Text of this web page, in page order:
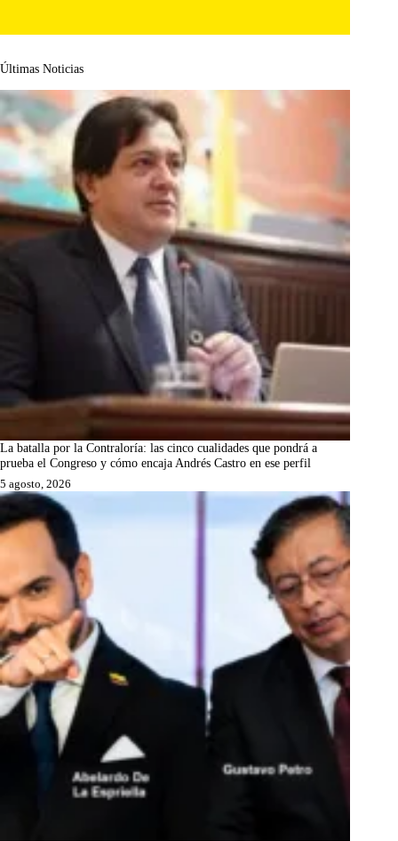
Últimas Noticias
La batalla por la Contraloría: las cinco cualidades que pondrá a
prueba el Congreso y cómo encaja Andrés Castro en ese perfil
5 agosto, 2026